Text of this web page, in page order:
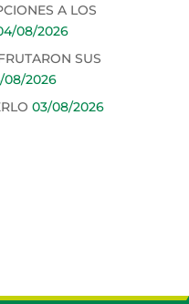
A LOS
08/2026
SUS
08/2026
03/08/2026